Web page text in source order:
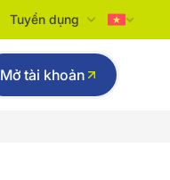
Tuyển dụng
Tiếng Việt
English
Mở tài khoản